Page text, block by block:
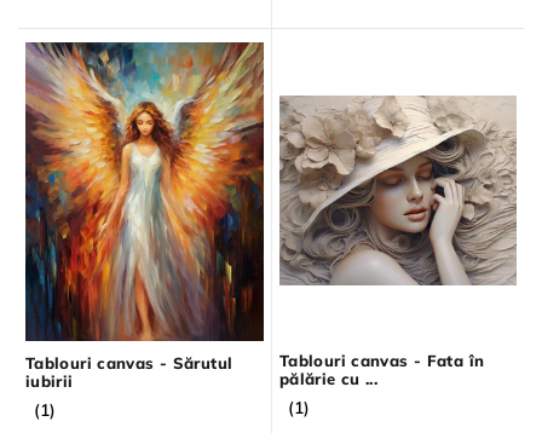
Tablouri canvas - Sărutul
iubirii
(1)
Tablouri canvas - Fata în
pălărie cu ...
(1)